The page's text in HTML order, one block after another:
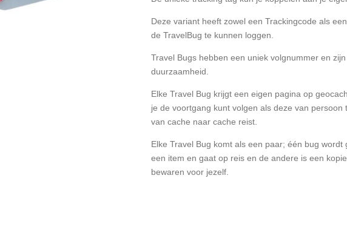
Deze variant heeft zowel een Trackingcode als
de TravelBug te kunnen loggen.
Travel Bugs hebben een uniek volgnummer en
duurzaamheid.
Elke Travel Bug krijgt een eigen pagina op
je de voortgang kunt volgen als deze van persoon
van cache naar cache reist.
Elke Travel Bug komt als een paar; één bug wordt
een item en gaat op reis en de andere is een
bewaren voor jezelf.